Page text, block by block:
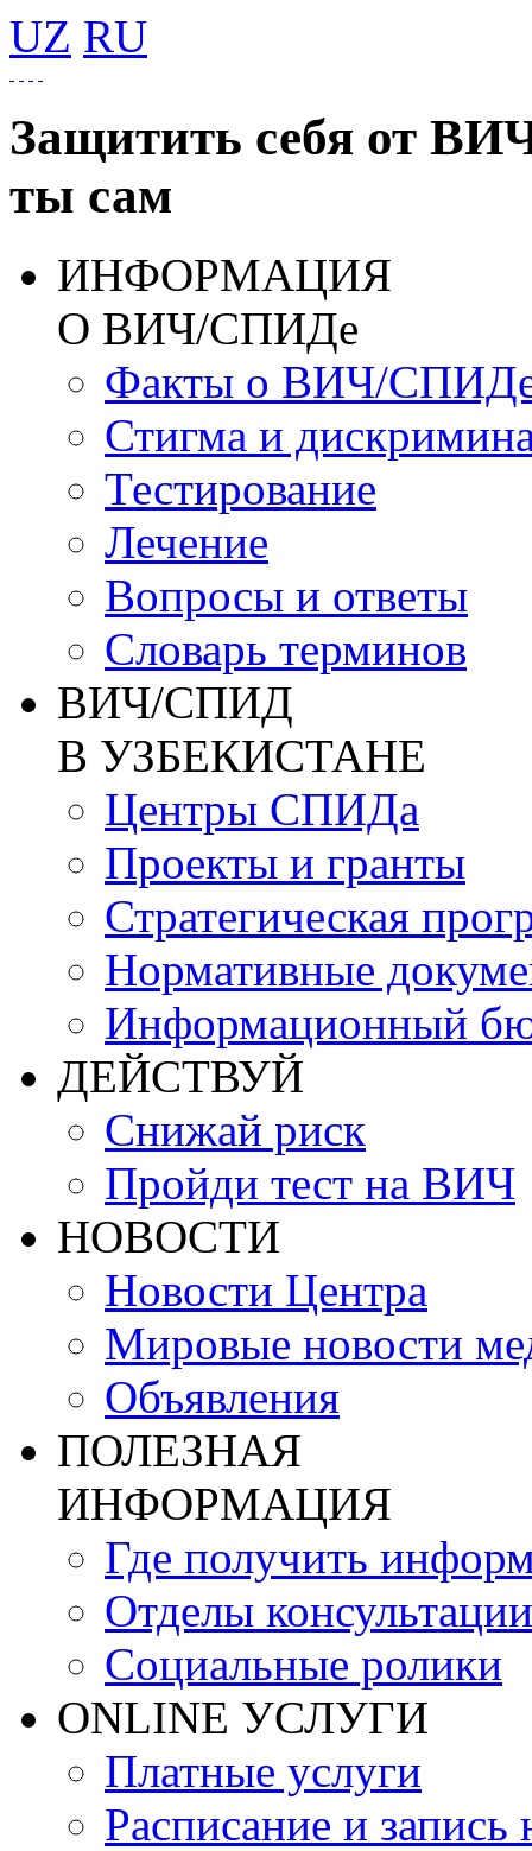
UZ RU
Защитить себя от
ты сам
ИНФОРМАЦИЯ
О ВИЧ/СПИДе
Факты о ВИЧ/
Стигма и
Тестирование
Лечение
Вопросы и ответы
Словарь терминов
ВИЧ/СПИД
В УЗБЕКИСТАНЕ
Центры СПИДа
Проекты и гранты
Стратегическая
Нормативные
Информационный
ДЕЙСТВУЙ
Снижай риск
Пройди тест на ВИЧ
НОВОСТИ
Новости Центра
Мировые новости
Объявления
ПОЛЕЗНАЯ
ИНФОРМАЦИЯ
Где получить
Отделы консультации
Социальные ролики
ONLINE УСЛУГИ
Платные услуги
Расписание и запись